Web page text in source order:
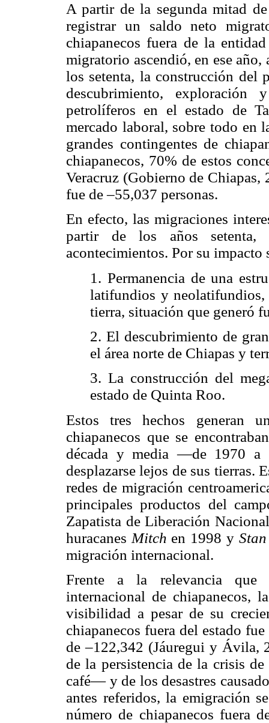
A partir de la segunda mitad
registrar un saldo neto
chiapanecos fuera de la
migratorio ascendió, en ese
los setenta, la construcción del
descubrimiento, exploración
petrolíferos en el estado de
mercado laboral, sobre todo en
grandes contingentes de
chiapanecos, 70% de estos
Veracruz (Gobierno de
fue de –55,037 personas.
En efecto, las migraciones
partir de los años setenta,
acontecimientos. Por su impacto
1. Permanencia de una
latifundios y neolatifundios,
tierra, situación que generó
2. El descubrimiento de
el área norte de Chiapas y
3. La construcción del
estado de Quinta Roo.
Estos tres hechos generan
chiapanecos que se
década y media —de 1970 a
desplazarse lejos de sus tierras.
redes de migración
principales productos del
Zapatista de Liberación
huracanes Mitch en 1998 y Stan
migración internacional.
Frente a la relevancia que
internacional de chiapanecos,
visibilidad a pesar de su
chiapanecos fuera del estado
de –122,342 (Jáuregui y Ávila,
de la persistencia de la crisis
café— y de los desastres
antes referidos, la emigración
número de chiapanecos fuera